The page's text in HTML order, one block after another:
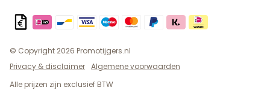
© Copyright 2026 Promotijgers.nl
Privacy & disclaimer Algemene voorwaarden
Alle prijzen zijn exclusief BTW